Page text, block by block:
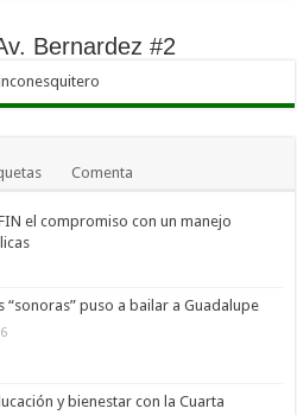
Bernardez #2
Comenta
el compromiso con un manejo
“sonoras” puso a bailar a Guadalupe
y bienestar con la Cuarta